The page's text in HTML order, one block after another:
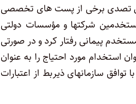
تصدی برخی از پست های تخصصی
شرکتها و مؤسسات دولتی
پیمانی رفتار کرد و در صورتی
مورد احتیاج را به عنوان
سازمانهای ذیربط از اعتبارات